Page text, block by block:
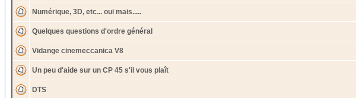
Numérique, 3D, etc... oui mais.....
Quelques questions d'ordre général
Vidange cinemeccanica V8
Un peu d'aide sur un CP 45 s'il vous plaît
DTS